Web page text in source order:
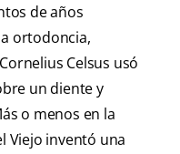
de años
ortodoncia,
Celsus usó
un diente y
o menos en la
Viejo inventó una